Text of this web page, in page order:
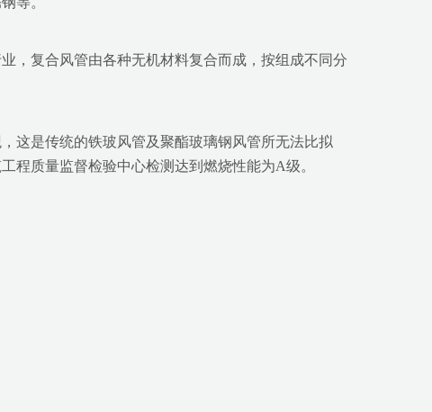
，复合风管由各种无机材料复合而成，按组成不同分
这是传统的铁玻风管及聚酯玻璃钢风管所无法比拟
程质量监督检验中心检测达到燃烧性能为A级。